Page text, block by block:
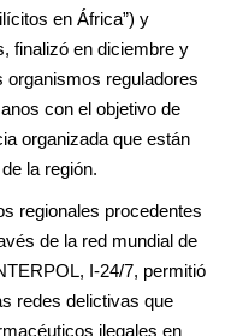
en África”) y
finalizó en diciembre y
organismos reguladores
con el objetivo de
organizada que están
la región.
regionales procedentes
de la red mundial de
I-24/7, permitió
redes delictivas que
ilegales en